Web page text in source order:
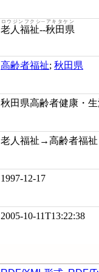
老人福祉--秋田県
ロウジンフクシ--アキタケン
高齢者福祉; 秋田県
秋田県高齢者健康・
老人福祉→高齢者福祉
1997-12-17
2005-10-11T13:22:38